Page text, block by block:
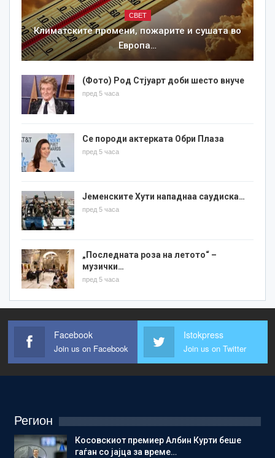
СВЕТ
Климатските промени, пожарите и сушата во
Европа…
(Фото) Род Стјуарт доби шесто внуче
пред 5 часа
Се породи актерката Обри Плаза
пред 5 часа
Јеменските Хути нападнаа саудиска…
пред 5 часа
„Последната роза на летото“ –
музички…
пред 5 часа
Facebook
Join us on Facebook
Istokpress
Join us on Twitter
Регион
Косовскиот премиер Албин Курти беше
гаѓан со јајца за време…